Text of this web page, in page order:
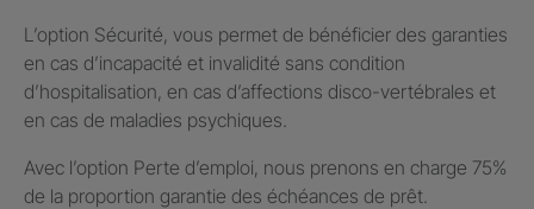
L’option Sécurité, vous permet de bénéficier des garanties
en cas d’incapacité et invalidité sans condition
d’hospitalisation, en cas d’affections disco-vertébrales et
en cas de maladies psychiques.
Avec l’option Perte d’emploi, nous prenons en charge 75%
de la proportion garantie des échéances de prêt.